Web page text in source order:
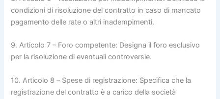
condizioni di risoluzione del contratto in caso di mancato
pagamento delle rate o altri inadempimenti.
9. Articolo 7 – Foro competente: Designa il foro esclusivo
per la risoluzione di eventuali controversie.
10. Articolo 8 – Spese di registrazione: Specifica che la
registrazione del contratto è a carico della società